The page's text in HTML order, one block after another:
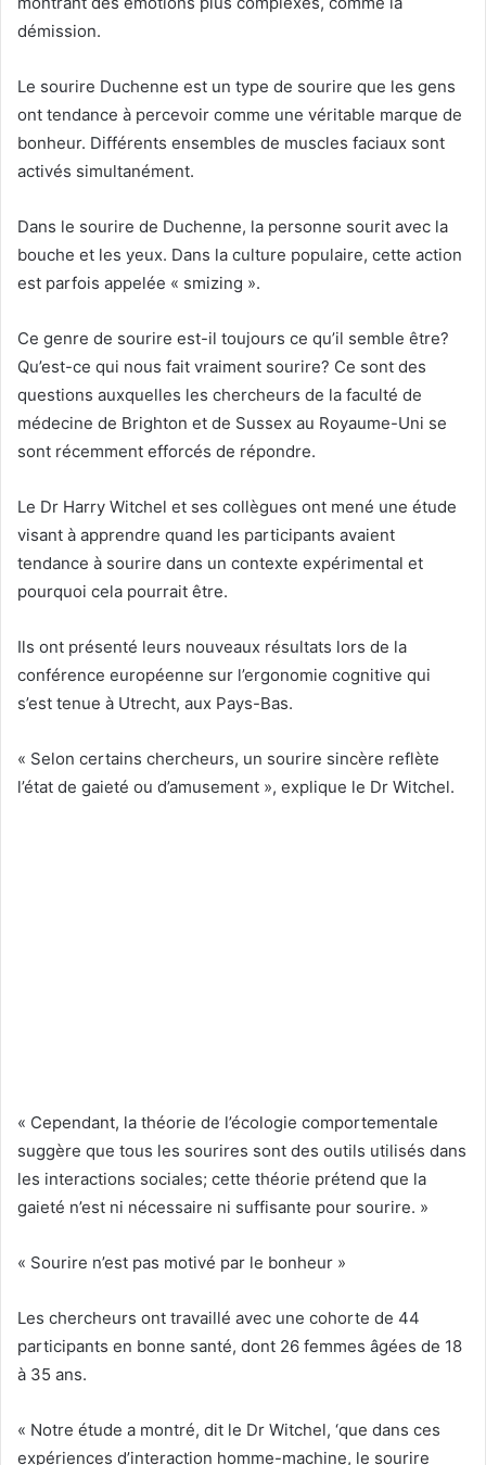
démission.
Le sourire Duchenne est un type de sourire que les gens
ont tendance à percevoir comme une véritable marque de
bonheur. Différents ensembles de muscles faciaux sont
activés simultanément.
Dans le sourire de Duchenne, la personne sourit avec la
bouche et les yeux. Dans la culture populaire, cette action
est parfois appelée « smizing ».
Ce genre de sourire est-il toujours ce qu’il semble être?
Qu’est-ce qui nous fait vraiment sourire? Ce sont des
questions auxquelles les chercheurs de la faculté de
médecine de Brighton et de Sussex au Royaume-Uni se
sont récemment efforcés de répondre.
Le Dr Harry Witchel et ses collègues ont mené une étude
visant à apprendre quand les participants avaient
tendance à sourire dans un contexte expérimental et
pourquoi cela pourrait être.
Ils ont présenté leurs nouveaux résultats lors de la
conférence européenne sur l’ergonomie cognitive qui
s’est tenue à Utrecht, aux Pays-Bas.
« Selon certains chercheurs, un sourire sincère reflète
l’état de gaieté ou d’amusement », explique le Dr Witchel.
« Cependant, la théorie de l’écologie comportementale
suggère que tous les sourires sont des outils utilisés dans
les interactions sociales; cette théorie prétend que la
gaieté n’est ni nécessaire ni suffisante pour sourire. »
« Sourire n’est pas motivé par le bonheur »
Les chercheurs ont travaillé avec une cohorte de 44
participants en bonne santé, dont 26 femmes âgées de 18
à 35 ans.
« Notre étude a montré, dit le Dr Witchel, ‘que dans ces
expériences d’interaction homme-machine, le sourire